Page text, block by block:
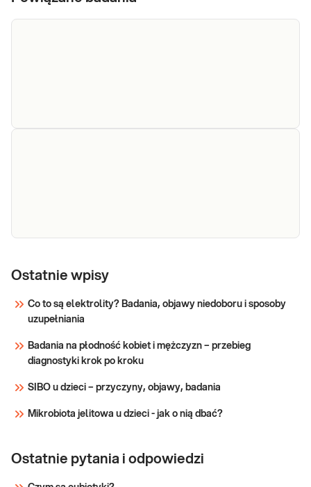
żelaza.
Ostatnie wpisy
Co to są elektrolity? Badania, objawy niedoboru i sposoby
uzupełniania
Badania na płodność kobiet i mężczyzn – przebieg
diagnostyki krok po kroku
SIBO u dzieci – przyczyny, objawy, badania
Mikrobiota jelitowa u dzieci - jak o nią dbać?
Ostatnie pytania i odpowiedzi